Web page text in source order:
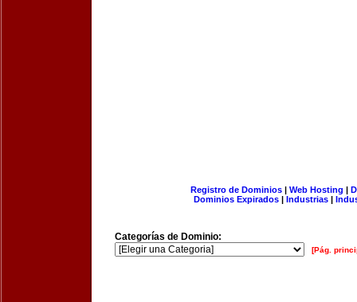
Registro de Dominios| Web Hosting |
Dominios Expirados | Industrias |
Categorías de Dominio:
[Pág.